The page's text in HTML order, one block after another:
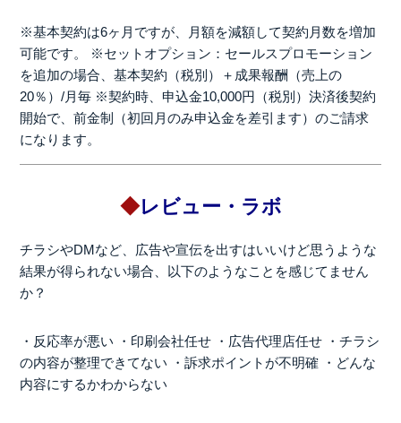
※基本契約は6ヶ月ですが、月額を減額して契約月数を増加
可能です。
※セットオプション：セールスプロモーション
を追加の場合、基本契約（税別）＋成果報酬（売上の
20％）/月毎 ※契約時、申込金10,000円（税別）決済後契約
開始で、前金制（初回月のみ申込金を差引ます）のご請求
になります。
◆レビュー・ラボ
チラシやDMなど、広告や宣伝を出すはいいけど思うような
結果が得られない場合、以下のようなことを感じてません
か？
・反応率が悪い ・印刷会社任せ ・広告代理店任せ ・チラシ
の内容が整理できてない ・訴求ポイントが不明確 ・どんな
内容にするかわからない